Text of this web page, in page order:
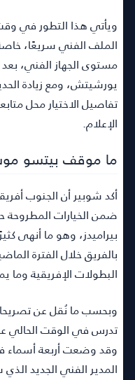
ويأتي هذا التطور في
الملف الفني سريعًا،
مستوى الجهاز الفني،
يورشيتش، ومع زيادة
تفاصيل الاختيار محل
الإعلام.
ما موقف بيتسو
أكد شوبير أن الجنوب
ضمن الخيارات المطروحة
بيراميدز، وهو ما أنهى
بالفريق خلال الفترة
البطولات الإفريقية وما
وبحسب ما نُقل عن تصريحات
تدرس في الوقت الحالي
وقد وضعت أربعة أسماء
المدير الفني الجديد